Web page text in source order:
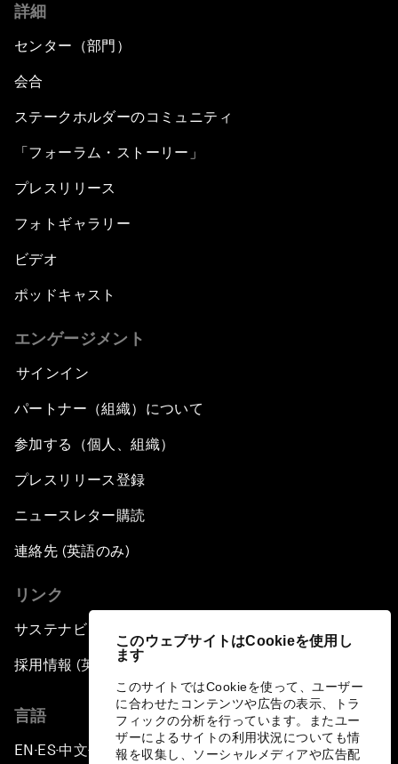
このウェブサイトはCookieを使用し
ます
このサイトではCookieを使って、ユーザー
に合わせたコンテンツや広告の表示、トラ
フィックの分析を行っています。またユー
ザーによるサイトの利用状況についても情
報を収集し、ソーシャルメディアや広告配
詳細
センター（部門）
会合
ステークホルダーのコミュニティ
「フォーラム・ストーリー」
プレスリリース
フォトギャラリー
ビデオ
ポッドキャスト
エンゲージメント
サインイン
パートナー（組織）について
参加する（個人、組織）
プレスリリース登録
ニュースレター購読
連絡先 (英語のみ)
リンク
サステナビリティへの取り組み
採用情報 (英語のみ)
言語
EN ▪ES▪中文▪ 日本語